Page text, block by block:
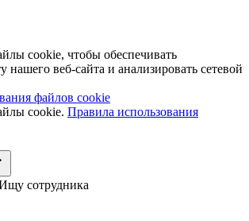
cookie, чтобы обеспечивать
нашего веб-сайта и анализировать сетевой
файлов cookie
cookie. Правила использования
сотрудника